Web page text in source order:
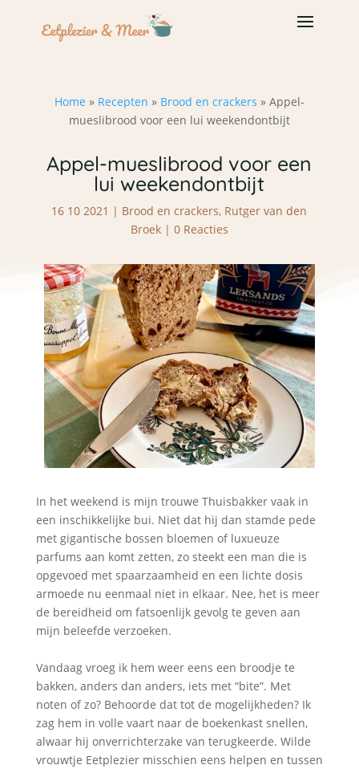
Home » Recepten » Brood en crackers » Appel-
mueslibrood voor een lui weekendontbijt
Appel-mueslibrood voor een
lui weekendontbijt
16 10 2021 | Brood en crackers, Rutger van den
Broek| 0 Reacties
In het weekend is mijn trouwe Thuisbakker vaak in
een inschikkelijke bui. Niet dat hij dan stamde pede
met gigantische bossen bloemen of luxueuze
parfums aan komt zetten, zo steekt een man die is
opgevoed met spaarzaamheid en een lichte dosis
armoede nu eenmaal niet in elkaar. Nee, het is meer
de bereidheid om fatsoenlijk gevolg te geven aan
mijn beleefde verzoeken.
Vandaag vroeg ik hem weer eens een broodje te
bakken, anders dan anders, iets met “bite”. Met
noten of zo? Behoorde dat tot de mogelijkheden? Ik
zag hem in volle vaart naar de boekenkast snellen,
alwaar hij onverrichterzake van terugkeerde. Wilde
vrouwtje Eetplezier misschien eens helpen en tussen